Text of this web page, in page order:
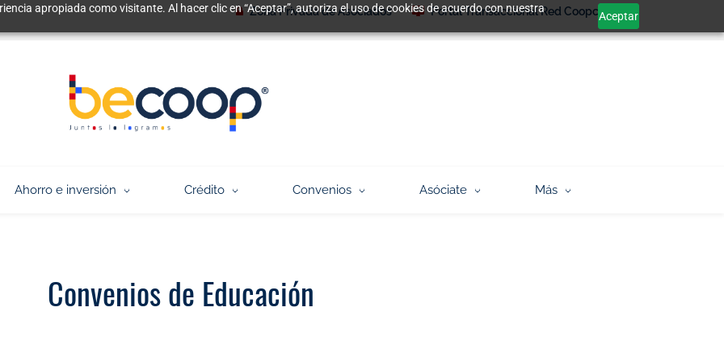
apropiada como visitante. Al hacer clic en “Aceptar”, autoriza el uso de cookies de acuerdo con nuestra
Aceptar
Ahorro e inversión Crédito Convenios Asóciate Más
Convenios de Educación
Zona Privada de Asociados Portal Transaccional Red Coopcentral